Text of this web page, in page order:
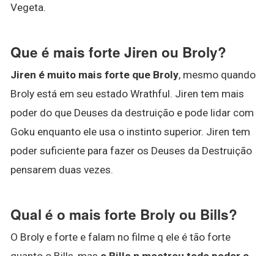
Vegeta.
Que é mais forte Jiren ou Broly?
Jiren é muito mais forte que Broly, mesmo quando
Broly está em seu estado Wrathful. Jiren tem mais
poder do que Deuses da destruição e pode lidar com
Goku enquanto ele usa o instinto superior. Jiren tem
poder suficiente para fazer os Deuses da Destruição
pensarem duas vezes.
Qual é o mais forte Broly ou Bills?
O Broly e forte e falam no filme q ele é tão forte